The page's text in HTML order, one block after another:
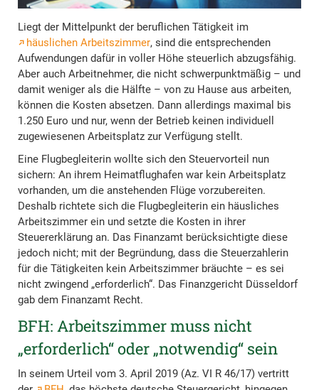
Liegt der Mittelpunkt der beruflichen Tätigkeit im
häuslichen Arbeitszimmer, sind die entsprechenden
Aufwendungen dafür in voller Höhe steuerlich abzugsfähig.
Aber auch Arbeitnehmer, die nicht schwerpunktmäßig – und
damit weniger als die Hälfte – von zu Hause aus arbeiten,
können die Kosten absetzen. Dann allerdings maximal bis
1.250 Euro und nur, wenn der Betrieb keinen individuell
zugewiesenen Arbeitsplatz zur Verfügung stellt.
Eine Flugbegleiterin wollte sich den Steuervorteil nun
sichern: An ihrem Heimatflughafen war kein Arbeitsplatz
vorhanden, um die anstehenden Flüge vorzubereiten.
Deshalb richtete sich die Flugbegleiterin ein häusliches
Arbeitszimmer ein und setzte die Kosten in ihrer
Steuererklärung an. Das Finanzamt berücksichtigte diese
jedoch nicht; mit der Begründung, dass die Steuerzahlerin
für die Tätigkeiten kein Arbeitszimmer bräuchte – es sei
nicht zwingend „erforderlich“. Das Finanzgericht Düsseldorf
gab dem Finanzamt Recht.
BFH: Arbeitszimmer muss nicht
„erforderlich“ oder „notwendig“ sein
In seinem Urteil vom 3. April 2019 (Az. VI R 46/17) vertritt